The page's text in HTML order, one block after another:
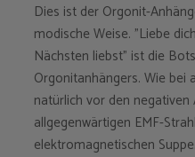
war:
€28,00
Dies ist der Orgonit-
modische Weise. "Liebe
Nächsten liebst" ist die
Orgonitanhängers. Wie bei
natürlich vor den negativen
allgegenwärtigen EMF-
elektromagnetischen